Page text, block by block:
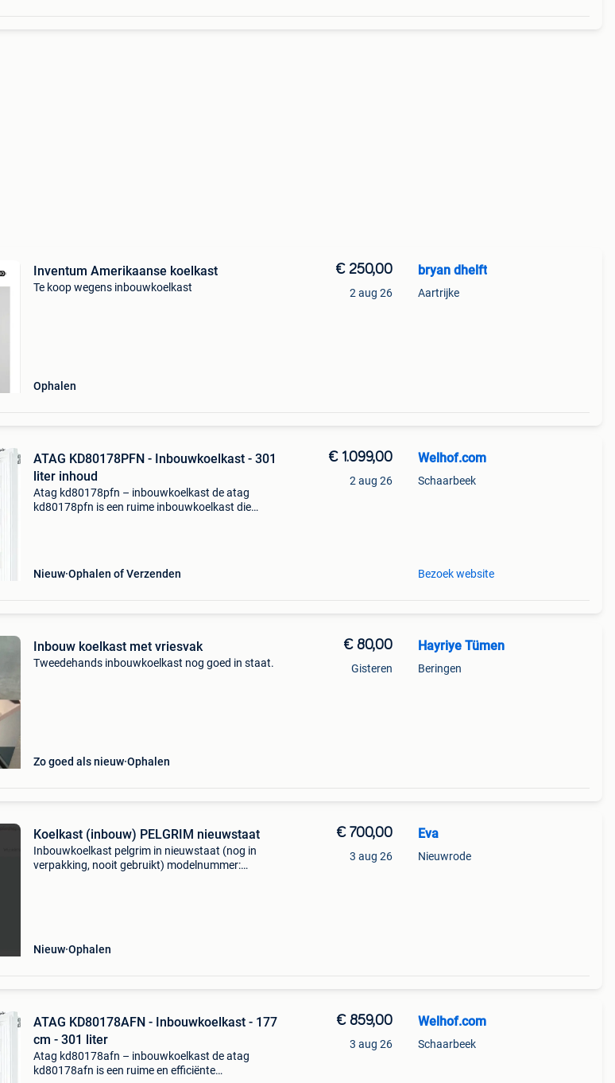
Inventum Amerikaanse koelkast
Te koop wegens inbouwkoelkast
Ophalen
€ 250,00
2 aug 26
bryan dhelft
Aartrijke
ATAG KD80178PFN - Inbouwkoelkast - 301
liter inhoud
Atag kd80178pfn – inbouwkoelkast de atag
kd80178pfn is een ruime inbouwkoelkast die
Nieuw Ophalen of Verzenden
€ 1.099,00
2 aug 26
Welhof.com
Schaarbeek
Bezoek website
Inbouw koelkast met vriesvak
Tweedehands inbouwkoelkast nog goed in staat.
Zo goed als nieuw Ophalen
€ 80,00
Gisteren
Hayriye Tümen
Beringen
Koelkast (inbouw) PELGRIM nieuwstaat
Inbouwkoelkast pelgrim in nieuwstaat (nog in
verpakking, nooit gebruikt) modelnummer:
Nieuw Ophalen
€ 700,00
3 aug 26
Eva
Nieuwrode
ATAG KD80178AFN - Inbouwkoelkast - 177
cm - 301 liter
Atag kd80178afn – inbouwkoelkast de atag
kd80178afn is een ruime en efficiënte
€ 859,00
3 aug 26
Welhof.com
Schaarbeek